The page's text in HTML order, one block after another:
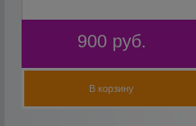
900 руб.
В корзину